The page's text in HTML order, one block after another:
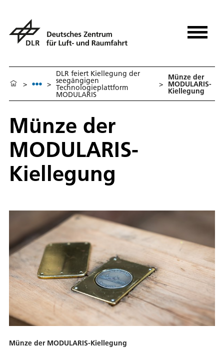
> >
DLR feiert Kiellegung der
seegängigen
Technologieplattform
MODULARIS
>
Münze der
MODULARIS-
Kiellegung
Münze der
MODULARIS-
Kiellegung
Münze der MODULARIS-Kiellegung